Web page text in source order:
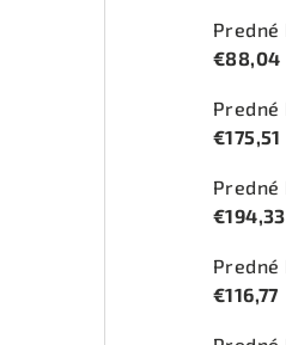
€88,04
€175,51
€194,33
€116,77